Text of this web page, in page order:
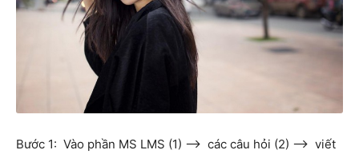
Bước 1: Vào phần MS LMS (1) —> các câu hỏi (2) —> viết